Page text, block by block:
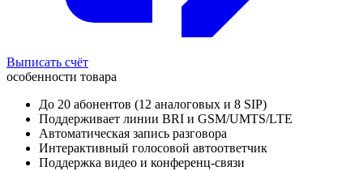
Выписать счёт
особенности товара
До 20 абонентов (12 аналоговых и 8 SIP)
Поддерживает линии BRI и GSM/UMTS/LTE
Автоматическая запись разговора
Интерактивный голосовой автоответчик
Поддержка видео и конференц-связи